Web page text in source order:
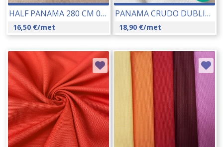
HALF PANAMA 280 CM 08097-2
16,50 €/met
PANAMA CRUDO DUBLIN 280 CM 15003
18,90 €/met